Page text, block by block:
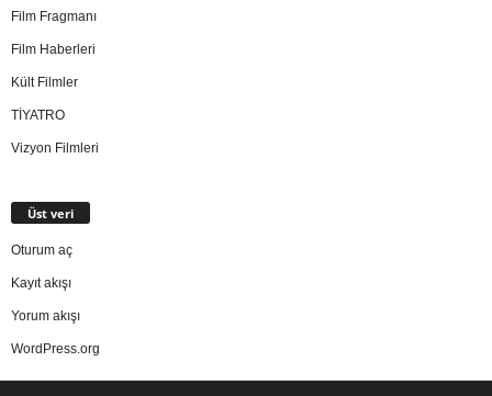
Film Fragmanı
Film Haberleri
Kült Filmler
TİYATRO
Vizyon Filmleri
Üst veri
Oturum aç
Kayıt akışı
Yorum akışı
WordPress.org